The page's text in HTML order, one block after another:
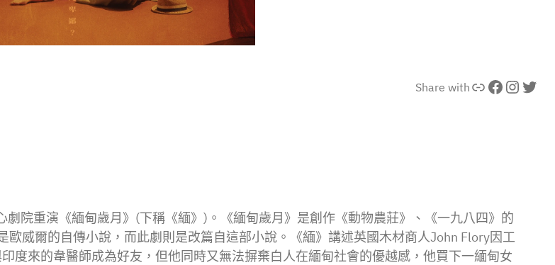
Share with 連結Facebook Instagram X
院重演《緬甸歲月》(下稱《緬》)。《緬甸歲月》是創作《動物農莊》、《一九八四》的
威爾的自傳小說，而此劇則是改篇自這部小說。《緬》講述英國木材商人John Flory因工
度來的韋醫師成為好友，但他同時又無法摒棄白人在緬甸社會的優越感，他買下一緬甸女